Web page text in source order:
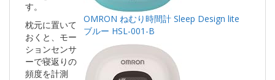
OMRON ねむり時間計 Sleep Design lite
ブルー HSL-001-B
す。
枕元に置いて
おくと、モー
ションセンサ
ーで寝返りの
頻度を計測